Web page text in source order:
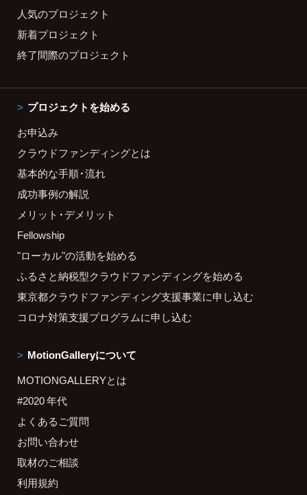
人気のプロジェクト
新着プロジェクト
終了間際のプロジェクト
プロジェクトを始める
お申込み
クラウドファンディングとは
基本的な手順・流れ
成功事例の解説
メリット・デメリット
Fellowship
"ローカル"の活動を始める
ふるさと納税型クラウドファンディングを始める
東京都クラウドファンディング支援事業に申し込む
コロナ対策支援プログラムに申し込む
MotionGalleryについて
MOTIONGALLERYとは
#2020 年代
よくあるご質問
お問い合わせ
取材のご相談
利用規約